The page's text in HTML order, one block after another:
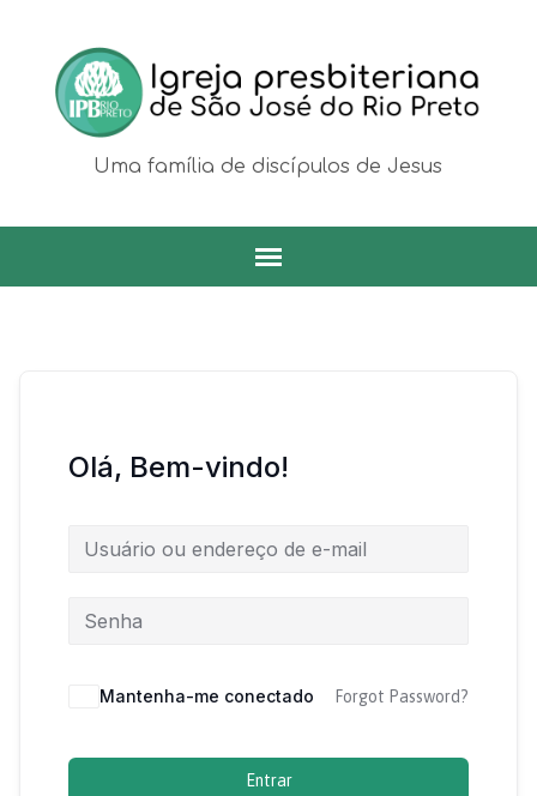
Uma família de discípulos de Jesus
Olá, Bem-vindo!
Mantenha-me conectado Forgot Password?
Entrar